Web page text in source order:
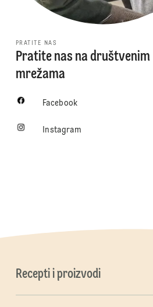
PRATITE NAS
Pratite nas na društvenim
mrežama
Facebook
Instagram
Recepti i proizvodi